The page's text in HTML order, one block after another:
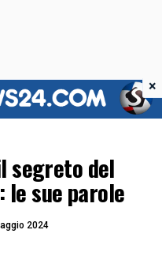
segreto del
le sue parole
2024
×